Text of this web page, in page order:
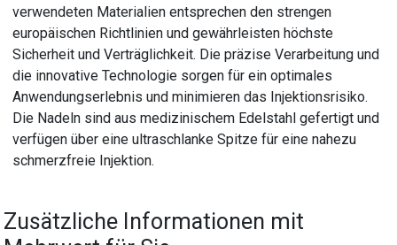
verwendeten Materialien entsprechen den strengen
europäischen Richtlinien und gewährleisten höchste
Sicherheit und Verträglichkeit. Die präzise Verarbeitung und
die innovative Technologie sorgen für ein optimales
Anwendungserlebnis und minimieren das Injektionsrisiko.
Die Nadeln sind aus medizinischem Edelstahl gefertigt und
verfügen über eine ultraschlanke Spitze für eine nahezu
schmerzfreie Injektion.
Zusätzliche Informationen mit